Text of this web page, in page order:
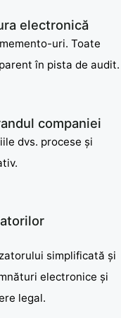
electronică
uri. Toate
în pista de audit.
companiei
dvs. procese și
simplificată și
electronice și
legal.